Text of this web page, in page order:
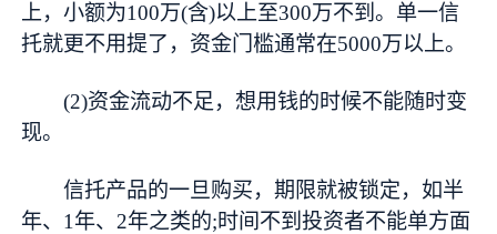
上，小额为100万(含)以上至300万不到。单一信
托就更不用提了，资金门槛通常在5000万以上。
(2)资金流动不足，想用钱的时候不能随时变
现。
信托产品的一旦购买，期限就被锁定，如半
年、1年、2年之类的;时间不到投资者不能单方面